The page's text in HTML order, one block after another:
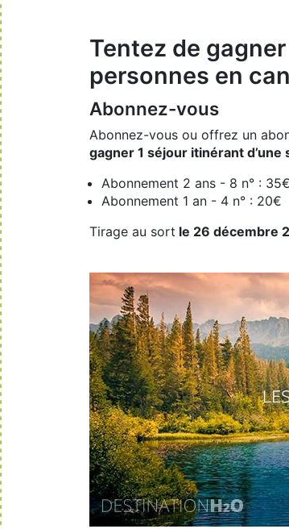
Tentez de
personnes en
Abonnez-vous
Abonnez-vous ou offrez un
gagner 1 séjour itinérant d’une
Abonnement 2 ans - 8 n° : 35€
Abonnement 1 an - 4 n° : 20€
Tirage au sort le 26 décembre